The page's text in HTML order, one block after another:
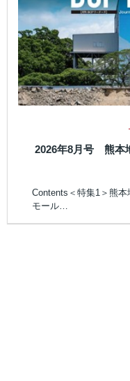
2026年8月号 熊本
Contents＜特集1＞熊
モール…